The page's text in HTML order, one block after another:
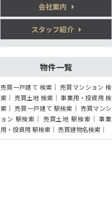
施工：(有)向井工務店
550万円
6ＤＫ
別府大学駅
歩28分
第6位
2,488万円
4ＬＤＫ
坂ノ市駅
バ45分・歩9分
会社案内
スタッフ紹介
物件一覧
売買一戸建て 検索
売買マンション 検
索
売買土地 検索
事業用・投資用 検
索
売買一戸建て 駅検索
売買マンシ
ョン 駅検索
売買土地 駅検索
事業
用・投資用 駅検索
売買建物名検索